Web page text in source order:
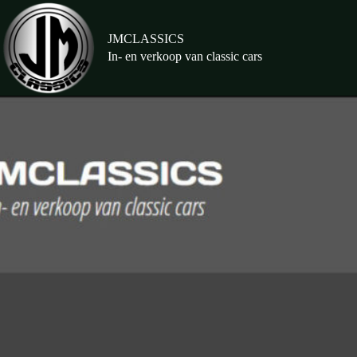
naar
de
inhoud
JMCLASSICS
In- en verkoop van classic cars